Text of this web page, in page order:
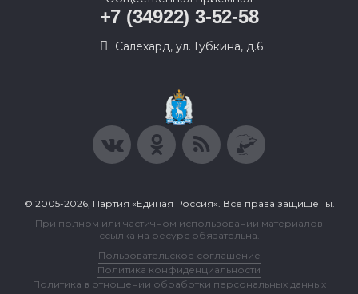
+7 (34922) 3-52-58
Салехард, ул. Губкина, д.6
© 2005-2026, Партия «Единая Россия». Все права защищены.
При полном или частичном использовании материалов
ссылка на ресурс обязательна.
Пользовательское соглашение
Политика конфиденциальности
Политика в отношении обработки персональных данных